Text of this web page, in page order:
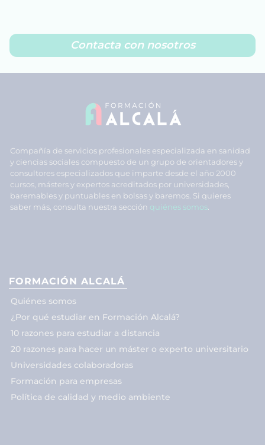
Contacta con nosotros
Compañía de servicios profesionales especializada en sanidad
y ciencias sociales compuesto de un grupo de orientadores y
consultores especializados que imparte desde el año 2000
cursos, másters y expertos acreditados por universidades,
baremables y puntuables en bolsas y baremos. Si quieres
saber más, consulta nuestra sección quiénes somos
FORMACIÓN ALCALÁ
Quiénes somos
¿Por qué estudiar en Formación Alcalá?
10 razones para estudiar a distancia
20 razones para hacer un máster o experto universitario
Universidades colaboradoras
Formación para empresas
Política de calidad y medio ambiente